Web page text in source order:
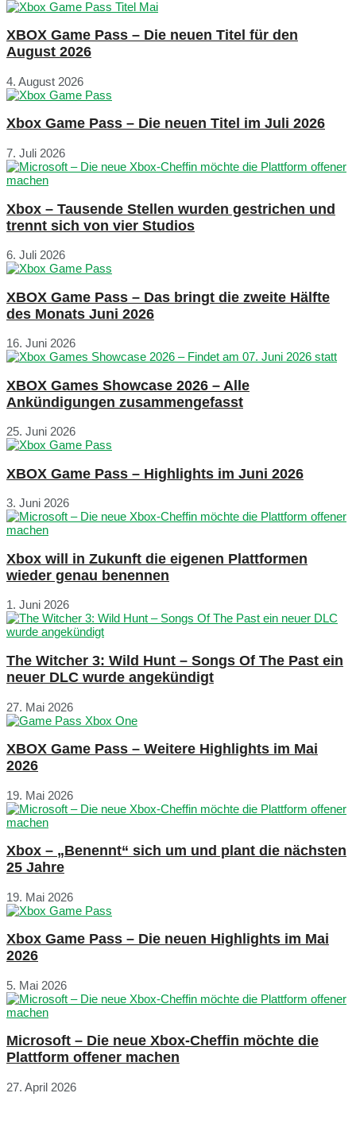
XBOX Game Pass – Die neuen Titel für den
August 2026
4. August 2026
Xbox Game Pass – Die neuen Titel im Juli 2026
7. Juli 2026
Xbox – Tausende Stellen wurden gestrichen und
trennt sich von vier Studios
6. Juli 2026
XBOX Game Pass – Das bringt die zweite Hälfte
des Monats Juni 2026
16. Juni 2026
XBOX Games Showcase 2026 – Alle
Ankündigungen zusammengefasst
25. Juni 2026
XBOX Game Pass – Highlights im Juni 2026
3. Juni 2026
Xbox will in Zukunft die eigenen Plattformen
wieder genau benennen
1. Juni 2026
The Witcher 3: Wild Hunt – Songs Of The Past ein
neuer DLC wurde angekündigt
27. Mai 2026
XBOX Game Pass – Weitere Highlights im Mai
2026
19. Mai 2026
Xbox – „Benennt“ sich um und plant die nächsten
25 Jahre
19. Mai 2026
Xbox Game Pass – Die neuen Highlights im Mai
2026
5. Mai 2026
Microsoft – Die neue Xbox-Cheffin möchte die
Plattform offener machen
27. April 2026